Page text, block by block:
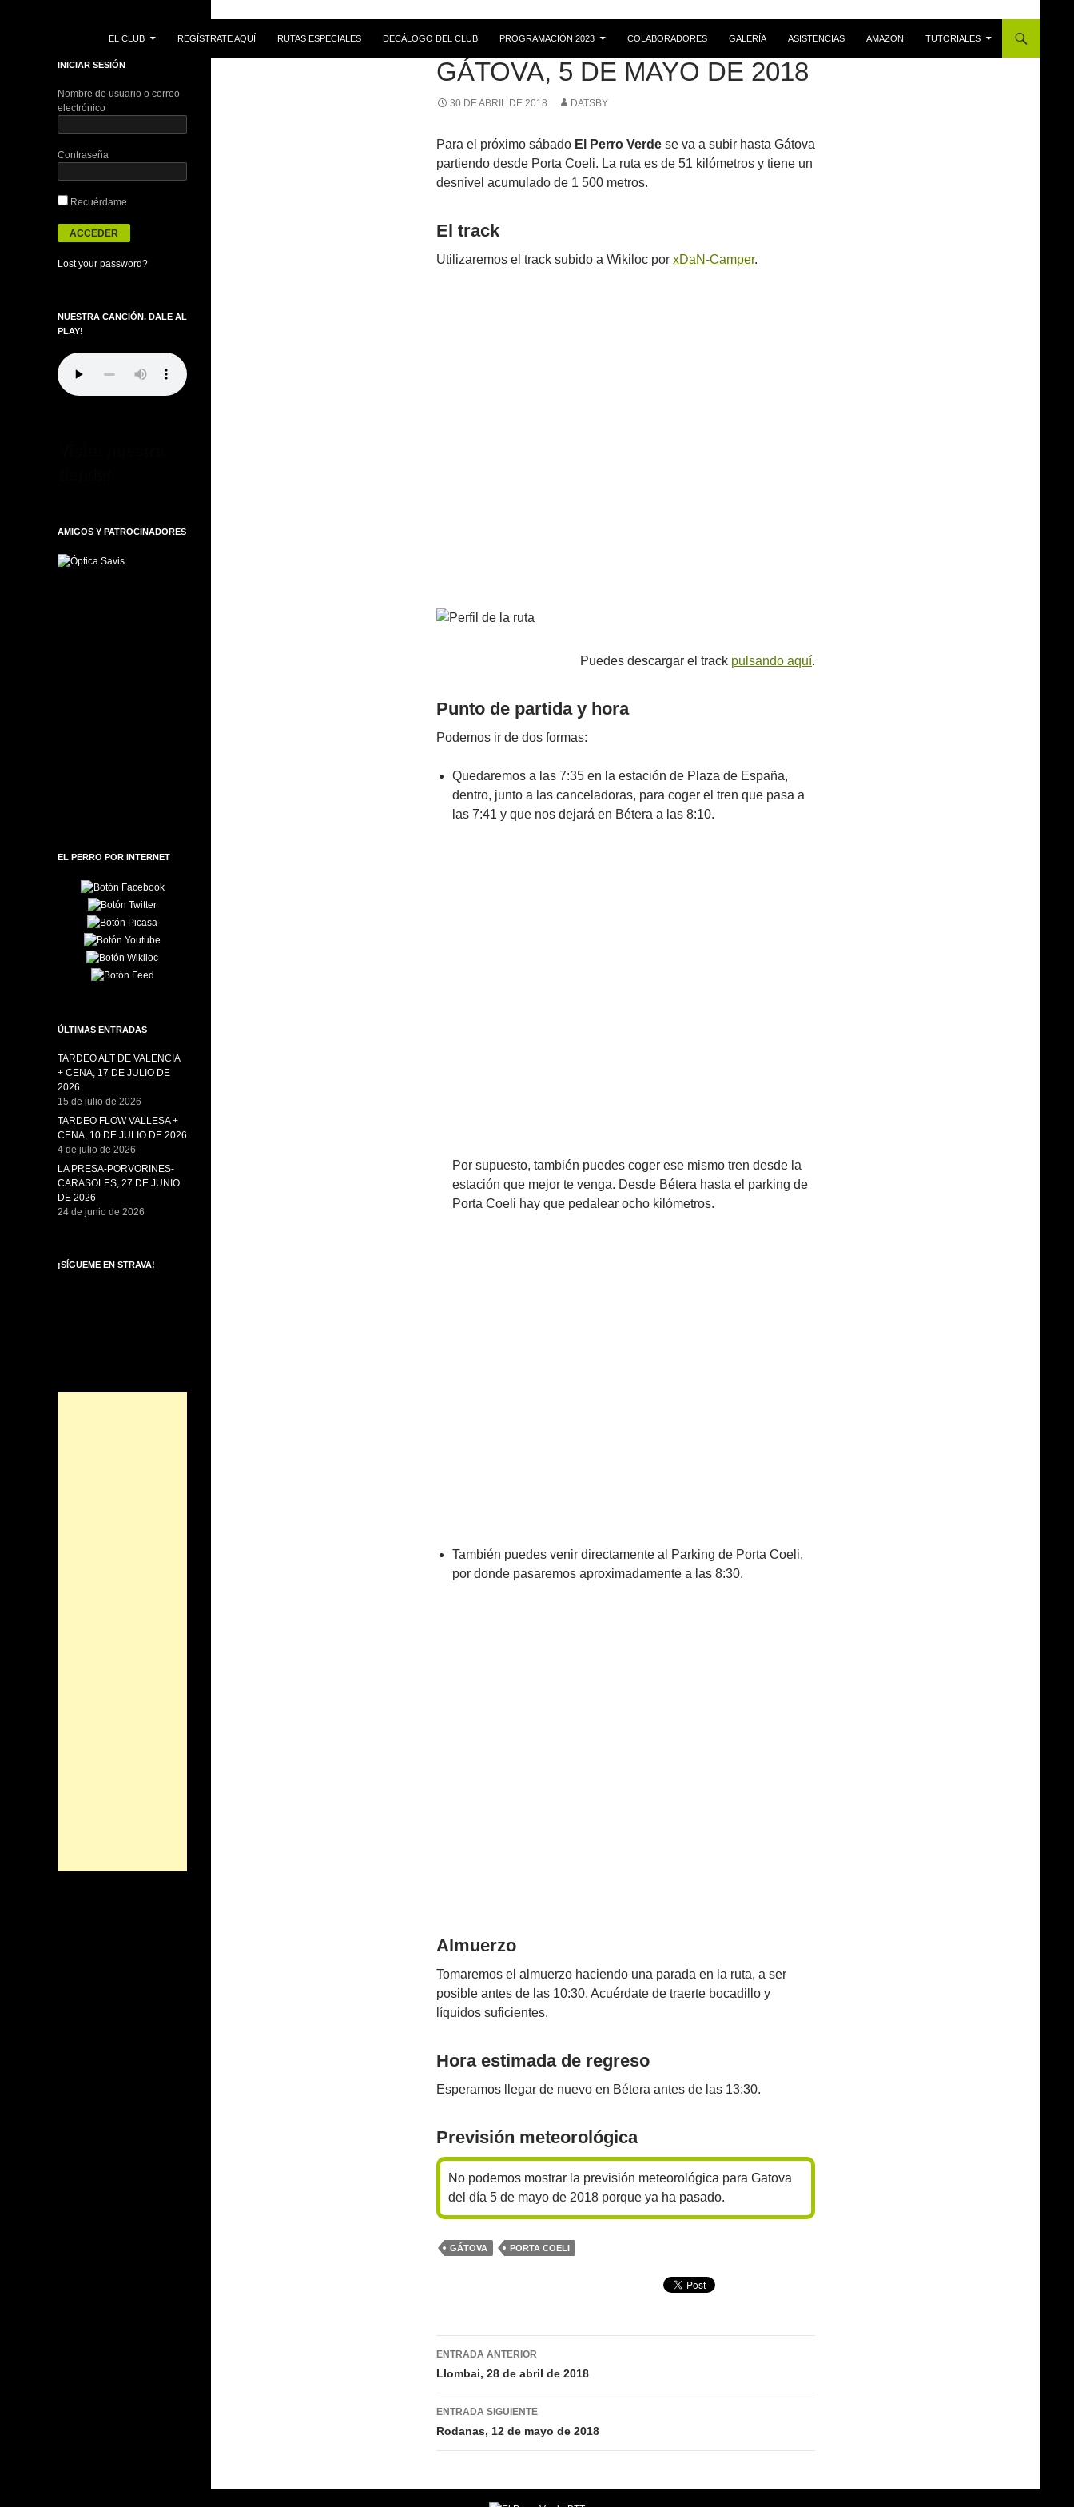
EL CLUB
REGÍSTRATE AQUÍ RUTAS ESPECIALES DECÁLOGO DEL CLUB PROGRAMACIÓN 2023 COLABORADORES GALERÍA ASISTENCIAS AMAZON TUTORIALES
RUTAS
GÁTOVA, 5 DE MAYO DE 2018
30 DE ABRIL DE 2018 DATSBY
Para el próximo sábado El Perro Verde se va a subir hasta Gátova
partiendo desde Porta Coeli. La ruta es de 51 kilómetros y tiene un
desnivel acumulado de 1 500 metros.
El track
Utilizaremos el track subido a Wikiloc por xDaN-Camper.
Puedes descargar el track pulsando aquí.
Punto de partida y hora
Podemos ir de dos formas:
Quedaremos a las 7:35 en la estación de Plaza de España,
dentro, junto a las canceladoras, para coger el tren que pasa a
las 7:41 y que nos dejará en Bétera a las 8:10.
Por supuesto, también puedes coger ese mismo tren desde la
estación que mejor te venga. Desde Bétera hasta el parking de
Porta Coeli hay que pedalear ocho kilómetros.
También puedes venir directamente al Parking de Porta Coeli,
por donde pasaremos aproximadamente a las 8:30.
Almuerzo
Tomaremos el almuerzo haciendo una parada en la ruta, a ser
posible antes de las 10:30. Acuérdate de traerte bocadillo y
líquidos suficientes.
Hora estimada de regreso
Esperamos llegar de nuevo en Bétera antes de las 13:30.
Previsión meteorológica
No podemos mostrar la previsión meteorológica para Gatova
del día 5 de mayo de 2018 porque ya ha pasado.
GÁTOVA PORTA COELI
Navegación
de
entradas
ENTRADA ANTERIOR
Llombai, 28 de abril de 2018
ENTRADA SIGUIENTE
Rodanas, 12 de mayo de 2018
INICIAR SESIÓN
Nombre de usuario o correo
electrónico
Contraseña
Recuérdame
Lost your password?
NUESTRA CANCIÓN. DALE AL
PLAY!
AMIGOS Y PATROCINADORES
EL PERRO POR INTERNET
ÚLTIMAS ENTRADAS
TARDEO ALT DE VALENCIA
+ CENA, 17 DE JULIO DE
2026
15 de julio de 2026
TARDEO FLOW VALLESA +
CENA, 10 DE JULIO DE 2026
4 de julio de 2026
LA PRESA-PORVORINES-
CARASOLES, 27 DE JUNIO
DE 2026
24 de junio de 2026
¡SÍGUEME EN STRAVA!